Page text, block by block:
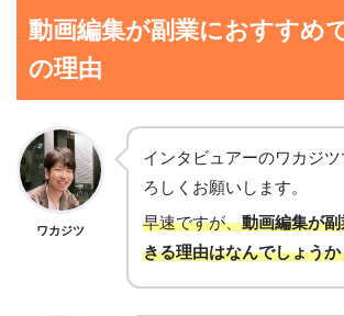
動画編集が副業におすすめ
の理由
ワカジツ
インタビュアーのワカジ
ろしくお願いします。
早速ですが、動画編集が
きる理由はなんでしょうか